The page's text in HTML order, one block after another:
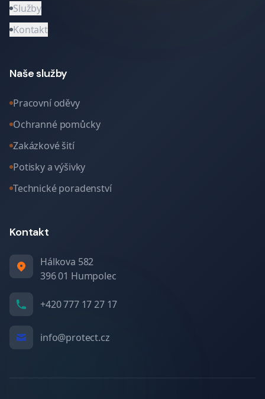
Služby
Kontakt
Naše služby
Pracovní oděvy
Ochranné pomůcky
Zakázkové šití
Potisky a výšivky
Technické poradenství
Kontakt
Hálkova 582
396 01 Humpolec
+420 777 17 27 17
info@protect.cz